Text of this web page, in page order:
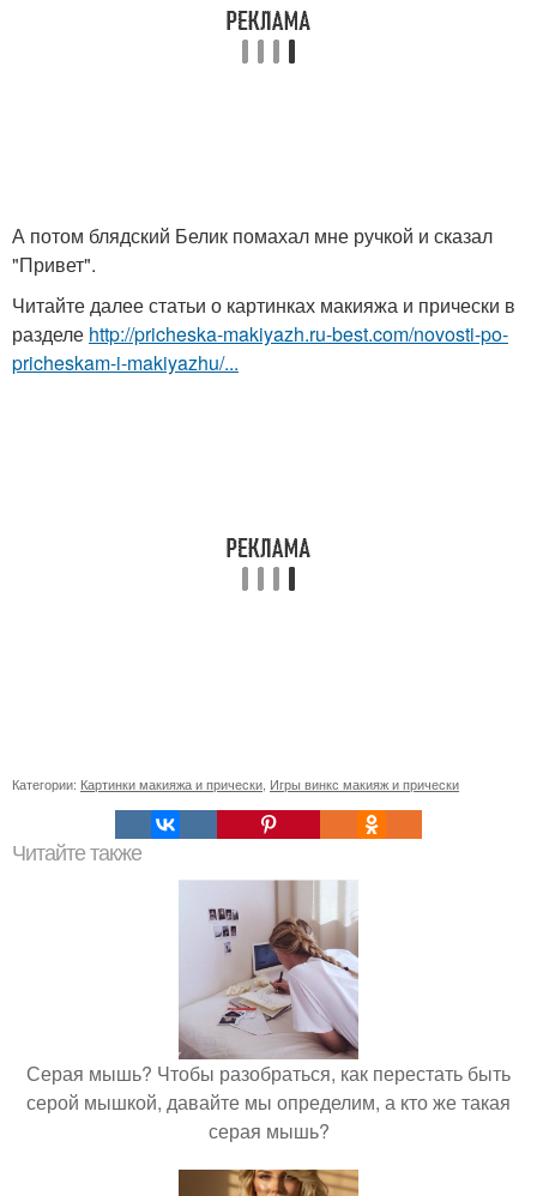
А потом блядский Белик помахал мне ручкой и сказал
"Привет".
Читайте далее статьи о картинках макияжа и прически в
разделе http://pricheska-makiyazh.ru-best.com/novosti-po-
pricheskam-i-makiyazhu/...
Категории: Картинки макияжа и прически, Игры винкс макияж и прически
Читайте также
Серая мышь? Чтобы разобраться, как перестать быть
серой мышкой, давайте мы определим, а кто же такая
серая мышь?